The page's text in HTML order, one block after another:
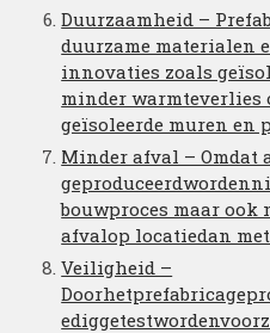
Duurzaamheid –
duurzame materialen
innovaties zoals
minder warmteverlies
geïsoleerde muren en
Minder afval – Omdat
bouwproces maar ook
afvalop locatiedan
Veiligheid –